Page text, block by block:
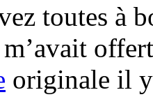
toutes à
originale il y